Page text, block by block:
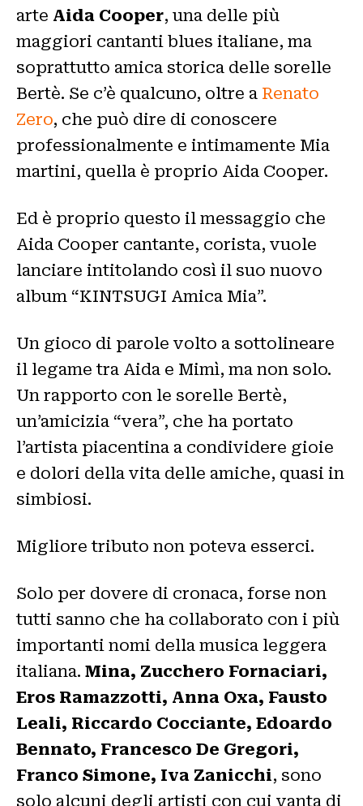
arte Aida Cooper, una delle più
maggiori cantanti blues italiane, ma
soprattutto amica storica delle sorelle
Bertè. Se c’è qualcuno, oltre a Renato
Zero, che può dire di conoscere
professionalmente e intimamente Mia
martini, quella è proprio Aida Cooper.
Ed è proprio questo il messaggio che
Aida Cooper cantante, corista, vuole
lanciare intitolando così il suo nuovo
album “KINTSUGI Amica Mia”.
Un gioco di parole volto a sottolineare
il legame tra Aida e Mimì, ma non solo.
Un rapporto con le sorelle Bertè,
un’amicizia “vera”, che ha portato
l’artista piacentina a condividere gioie
e dolori della vita delle amiche, quasi in
simbiosi.
Migliore tributo non poteva esserci.
Solo per dovere di cronaca, forse non
tutti sanno che ha collaborato con i più
importanti nomi della musica leggera
italiana. Mina, Zucchero Fornaciari,
Eros Ramazzotti, Anna Oxa, Fausto
Leali, Riccardo Cocciante, Edoardo
Bennato, Francesco De Gregori,
Franco Simone, Iva Zanicchi, sono
solo alcuni degli artisti con cui vanta di